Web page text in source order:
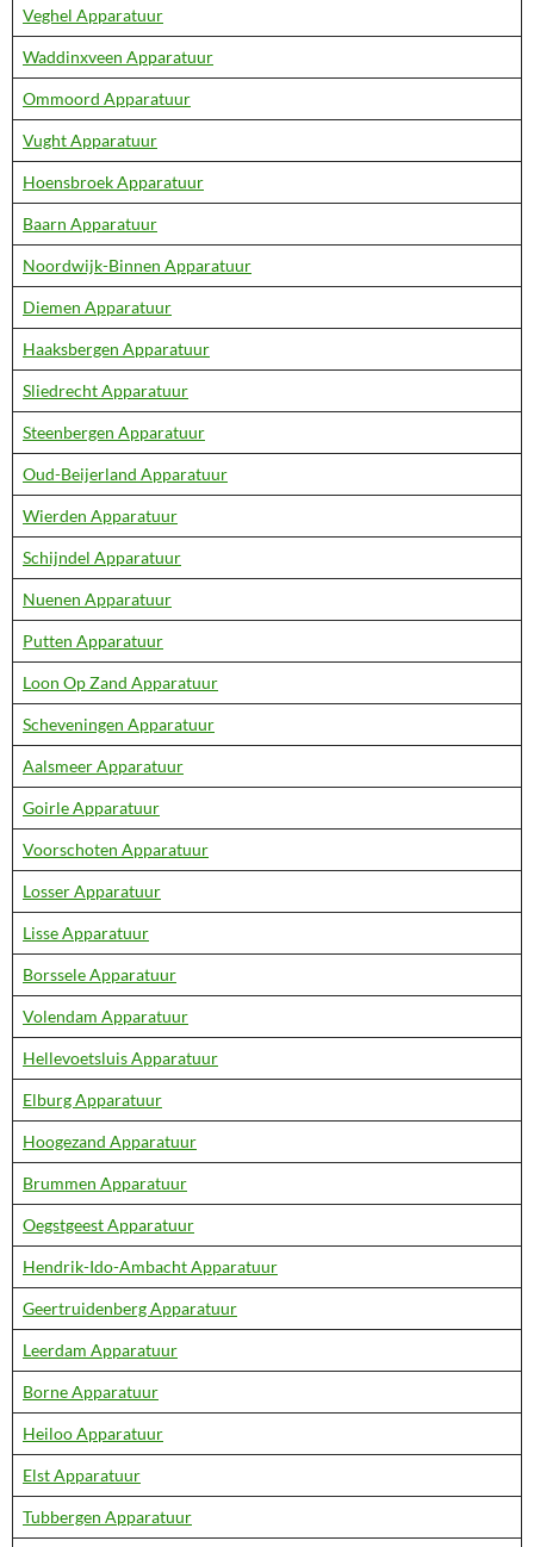
Veghel Apparatuur
Waddinxveen Apparatuur
Ommoord Apparatuur
Vught Apparatuur
Hoensbroek Apparatuur
Baarn Apparatuur
Noordwijk-Binnen Apparatuur
Diemen Apparatuur
Haaksbergen Apparatuur
Sliedrecht Apparatuur
Steenbergen Apparatuur
Oud-Beijerland Apparatuur
Wierden Apparatuur
Schijndel Apparatuur
Nuenen Apparatuur
Putten Apparatuur
Loon Op Zand Apparatuur
Scheveningen Apparatuur
Aalsmeer Apparatuur
Goirle Apparatuur
Voorschoten Apparatuur
Losser Apparatuur
Lisse Apparatuur
Borssele Apparatuur
Volendam Apparatuur
Hellevoetsluis Apparatuur
Elburg Apparatuur
Hoogezand Apparatuur
Brummen Apparatuur
Oegstgeest Apparatuur
Hendrik-Ido-Ambacht Apparatuur
Geertruidenberg Apparatuur
Leerdam Apparatuur
Borne Apparatuur
Heiloo Apparatuur
Elst Apparatuur
Tubbergen Apparatuur